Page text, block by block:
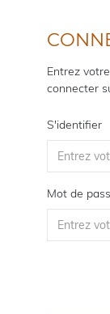
Entrez
connecter
S'identifier
Mot de